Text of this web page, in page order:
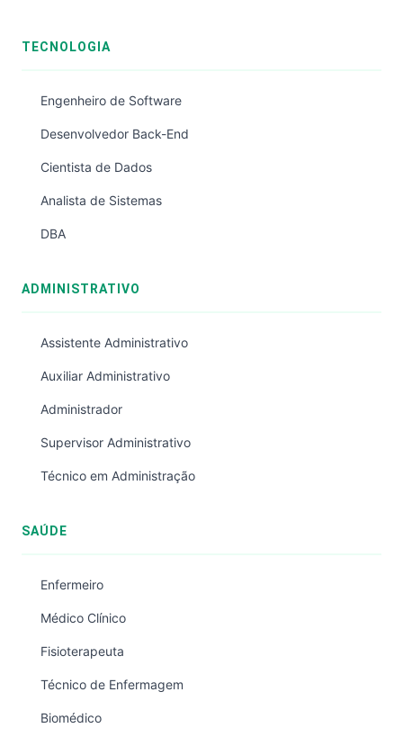
TECNOLOGIA
Engenheiro de Software
Desenvolvedor Back-End
Cientista de Dados
Analista de Sistemas
DBA
ADMINISTRATIVO
Assistente Administrativo
Auxiliar Administrativo
Administrador
Supervisor Administrativo
Técnico em Administração
SAÚDE
Enfermeiro
Médico Clínico
Fisioterapeuta
Técnico de Enfermagem
Biomédico